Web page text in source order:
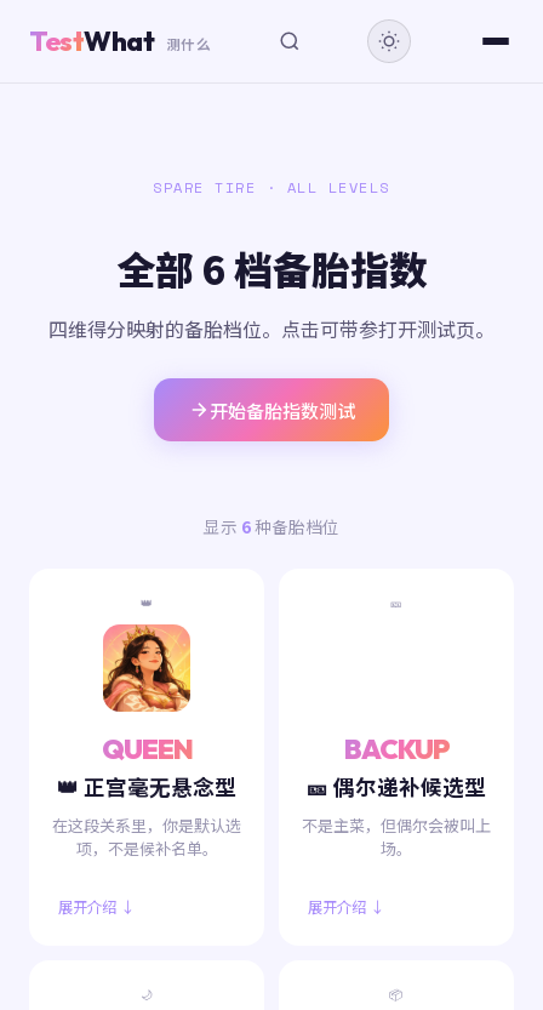
TestWhat 测什么
SPARE TIRE · ALL LEVELS
全部 6 档备胎指数
四维得分映射的备胎档位。点击可带参打开测试页。
开始备胎指数测试
显示 6种备胎档位
👑
QUEEN
👑 正宫毫无悬念型
在这段关系里，你是默认选
项，不是候补名单。
展开介绍 ↓
🎫
BACKUP
🎫 偶尔递补候选型
不是主菜，但偶尔会被叫上
场。
展开介绍 ↓
🌙 📦